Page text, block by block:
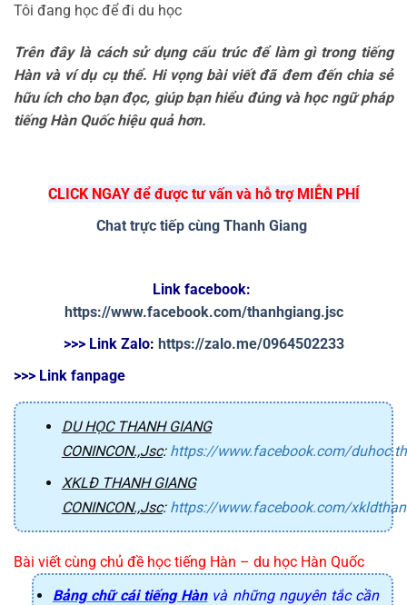
Tôi đang học để đi du học
Trên đây là cách sử dụng cấu trúc để làm gì trong tiếng
Hàn và ví dụ cụ thể. Hi vọng bài viết đã đem đến chia sẻ
hữu ích cho bạn đọc, giúp bạn hiểu đúng và học ngữ pháp
tiếng Hàn Quốc hiệu quả hơn.
CLICK NGAY để được tư vấn và hỗ trợ MIỄN PHÍ
Chat trực tiếp cùng Thanh Giang
https://www.facebook.com/thanhgiang.jsc
>>> Link Zalo: https://zalo.me/0964502233
>>> Link fanpage
DU HỌC THANH GIANG
CONINCON.,Jsc: https://www.facebook.com/
XKLĐ THANH GIANG
CONINCON.,Jsc: https://www.facebook.com/
Bài viết cùng chủ đề học tiếng Hàn – du học Hàn Quốc
Bảng chữ cái tiếng Hànvà những nguyên tắc cần